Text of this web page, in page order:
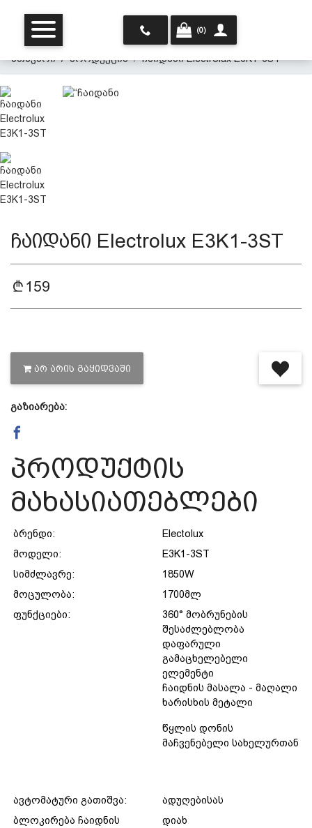
მთავარი
პროდუქცია
პერსონალურ მონაცემთა
მიწოდების პირობები
საკონტაქტო ინფორმაცია
წესები და პირობები
დაბრუნება და გადაცვლის
პოლიტიკა
(0)
მთავარი პროდუქცია ჩაიდანი Electrolux E3K1-3ST
ჩაიდანი Electrolux E3K1-3ST
159
ᲐᲠ ᲐᲠᲘᲡ ᲒᲐᲧᲘᲓᲕᲐᲨᲘ
გაზიარება:
პროდუქტის
მახასიათებლები
ბრენდი:
Electolux
მოდელი:
E3K1-3ST
სიმძლავრე:
1850W
მოცულობა:
1700მლ
ფუნქციები:
360° მობრუნების
შესაძლებლობა
დაფარული
გამაცხელებელი
ელემენტი
ჩაიდნის მასალა - მაღალი
ხარისხის მეტალი
წყლის დონის
მაჩვენებელი სახელურთან
ავტომატური გათიშვა:
ადუღებისას
ბლოკირება ჩაიდნის
დიახ